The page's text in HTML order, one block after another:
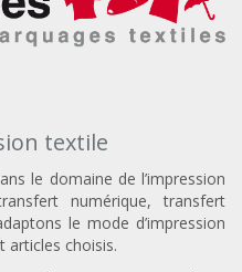
textile
le domaine de l’impression
numérique, transfert
le mode d’impression
articles choisis.